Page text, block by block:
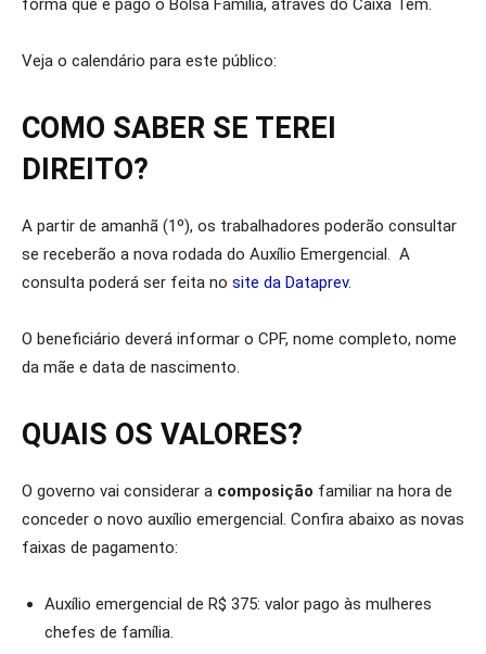
forma que é pago o Bolsa Família, através do Caixa Tem.
Veja o calendário para este público:
COMO SABER SE TEREI
DIREITO?
A partir de amanhã (1º), os trabalhadores poderão consultar
se receberão a nova rodada do Auxílio Emergencial. A
consulta poderá ser feita no site da Dataprev.
O beneficiário deverá informar o CPF, nome completo, nome
da mãe e data de nascimento.
QUAIS OS VALORES?
O governo vai considerar a composição familiar na hora de
conceder o novo auxílio emergencial. Confira abaixo as novas
faixas de pagamento:
Auxílio emergencial de R$ 375: valor pago às mulheres
chefes de família.